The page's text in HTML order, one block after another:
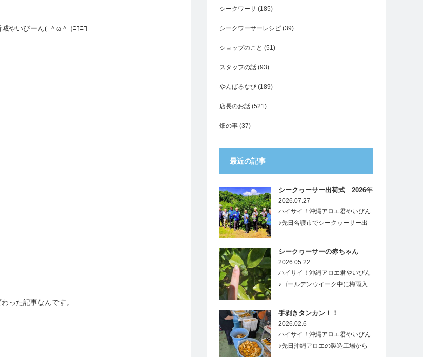
やいびーん( ＾ω＾ )ﾆｺﾆｺ
った記事なんです。
シークワーサ (185)
シークワーサーレシピ (39)
ショップのこと (51)
スタッフの話 (93)
やんばるなび (189)
店長のお話 (521)
畑の事 (37)
最近の記事
シークヮーサー出荷式 2026年
2026.07.27
ハイサイ！沖縄アロエ君やいびん
♪先日名護市でシークヮーサー出
シークヮーサーの赤ちゃん
2026.05.22
ハイサイ！沖縄アロエ君やいびん
♪ゴールデンウイーク中に梅雨入
手剥きタンカン！！
2026.02.6
ハイサイ！沖縄アロエ君やいびん
♪先日沖縄アロエの製造工場から